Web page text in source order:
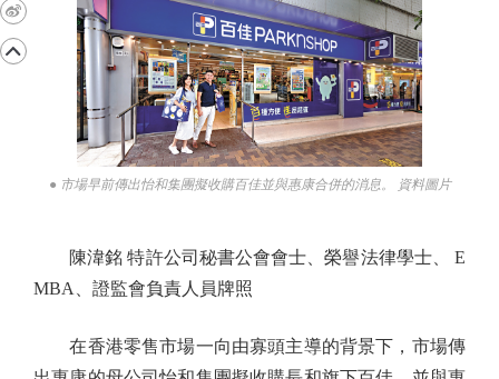
● 市場早前傳出怡和集團擬收購百佳並與惠康合併的消息。 資料圖片
陳湋銘 特許公司秘書公會會士、榮譽法律學士、 E
MBA、證監會負責人員牌照
在香港零售市場一向由寡頭主導的背景下，市場傳